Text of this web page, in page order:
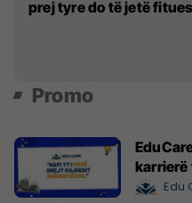
prej tyre do të jetë
Promo
karrierë
Edu